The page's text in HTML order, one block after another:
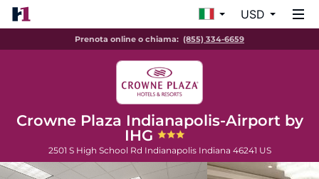
USD
Prenota online o chiama: (855) 334-6659
Crowne Plaza Indianapolis-Airport by
IHG
2501 S High School Rd Indianapolis Indiana 46241 US